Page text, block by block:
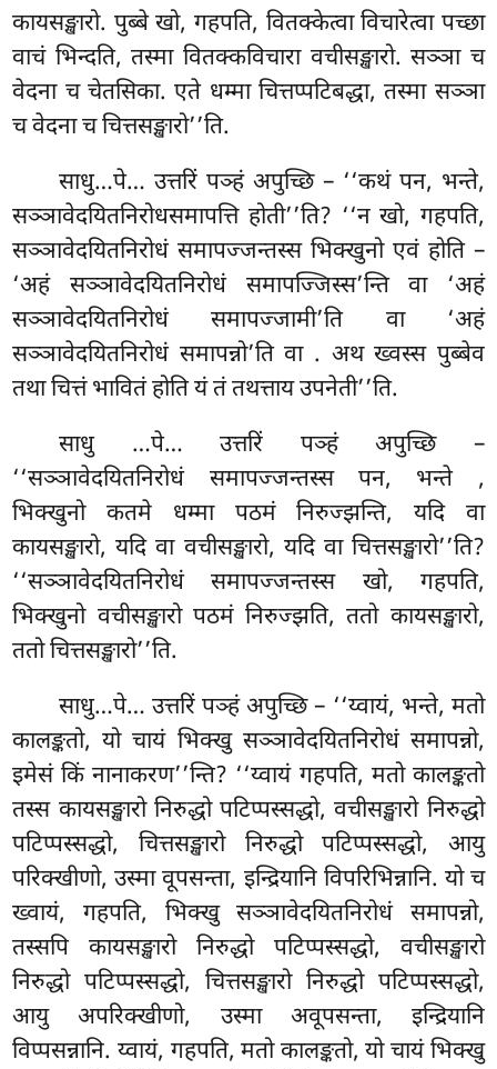
कायसङ्खारो. पुब्बे खो, गहपति, वितक्केत्वा विचारेत्वा पच्छा
वाचं भिन्दति, तस्मा वितक्कविचारा वचीसङ्खारो. सञ्ञा च
वेदना च चेतसिका. एते धम्मा चित्तप्पटिबद्धा, तस्मा सञ्ञा
च वेदना च चित्तसङ्खारो’’ति.
साधु…पे… उत्तरिं पञ्हं अपुच्छि – ‘‘कथं पन, भन्ते,
सञ्ञावेदयितनिरोधसमापत्ति होती’’ति? ‘‘न खो, गहपति,
सञ्ञावेदयितनिरोधं समापज्जन्तस्स भिक्खुनो एवं होति –
‘अहं सञ्ञावेदयितनिरोधं समापज्जिस्स’न्ति वा ‘अहं
सञ्ञावेदयितनिरोधं समापज्जामी’ति वा ‘अहं
सञ्ञावेदयितनिरोधं समापन्नो’ति वा . अथ ख्वस्स पुब्बेव
तथा चित्तं भावितं होति यं तं तथत्ताय उपनेती’’ति.
साधु …पे… उत्तरिं पञ्हं अपुच्छि –
‘‘सञ्ञावेदयितनिरोधं समापज्जन्तस्स पन, भन्ते ,
भिक्खुनो कतमे धम्मा पठमं निरुज्झन्ति, यदि वा
कायसङ्खारो, यदि वा वचीसङ्खारो, यदि वा चित्तसङ्खारो’’ति?
‘‘सञ्ञावेदयितनिरोधं समापज्जन्तस्स खो, गहपति,
भिक्खुनो वचीसङ्खारो पठमं निरुज्झति, ततो कायसङ्खारो,
ततो चित्तसङ्खारो’’ति.
साधु…पे… उत्तरिं पञ्हं अपुच्छि – ‘‘य्वायं, भन्ते, मतो
कालङ्कतो, यो चायं भिक्खु सञ्ञावेदयितनिरोधं समापन्नो,
इमेसं किं नानाकरण’’न्ति? ‘‘य्वायं गहपति, मतो कालङ्कतो
तस्स कायसङ्खारो निरुद्धो पटिप्पस्सद्धो, वचीसङ्खारो निरुद्धो
पटिप्पस्सद्धो, चित्तसङ्खारो निरुद्धो पटिप्पस्सद्धो, आयु
परिक्खीणो, उस्मा वूपसन्ता, इन्द्रियानि विपरिभिन्नानि. यो च
ख्वायं, गहपति, भिक्खु सञ्ञावेदयितनिरोधं समापन्नो,
तस्सपि कायसङ्खारो निरुद्धो पटिप्पस्सद्धो, वचीसङ्खारो
निरुद्धो पटिप्पस्सद्धो, चित्तसङ्खारो निरुद्धो पटिप्पस्सद्धो,
आयु अपरिक्खीणो, उस्मा अवूपसन्ता, इन्द्रियानि
विप्पसन्नानि. य्वायं, गहपति, मतो कालङ्कतो, यो चायं भिक्खु